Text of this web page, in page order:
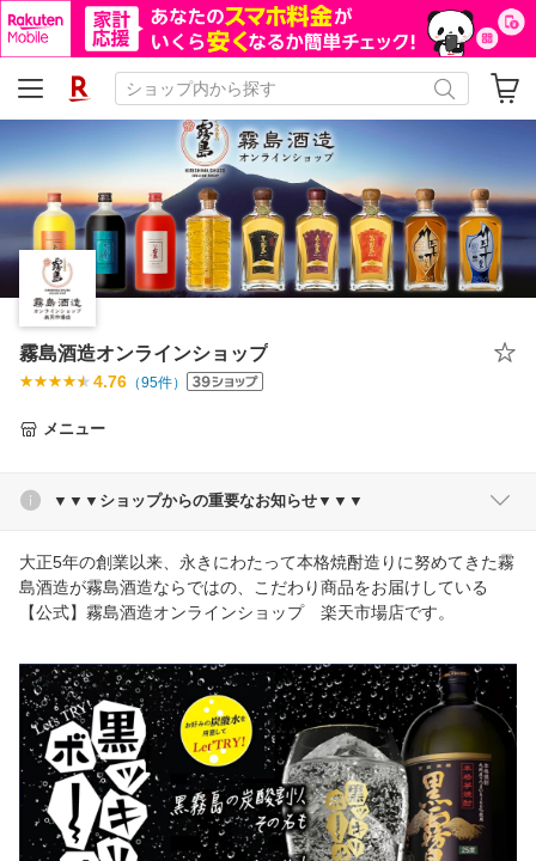
霧島酒造オンラインショップ
4.76 （95件）
メニュー
▼▼▼ショップからの重要なお知らせ▼▼▼
大正5年の創業以来、永きにわたって本格焼酎造りに努めてきた霧
島酒造が霧島酒造ならではの、こだわり商品をお届けしている
【公式】霧島酒造オンラインショップ 楽天市場店です。